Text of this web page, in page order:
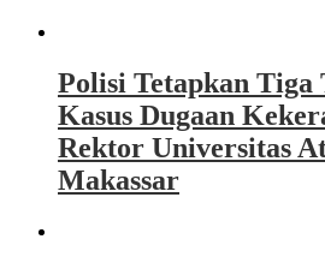
Polisi Tetapkan Tiga
Kasus Dugaan
Rektor Universitas
Makassar